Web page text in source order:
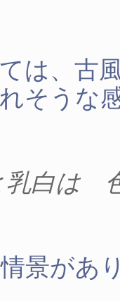
は、古
そうな
乳白は
景があ